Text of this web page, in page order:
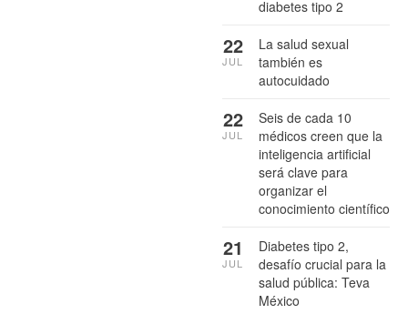
diabetes tipo 2
La salud sexual
también es
autocuidado
22
JUL
Seis de cada 10
médicos creen que la
inteligencia artificial
será clave para
organizar el
conocimiento científico
22
JUL
Diabetes tipo 2,
desafío crucial para la
salud pública: Teva
México
21
JUL